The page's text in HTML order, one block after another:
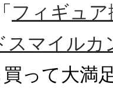
フィギュ
スマイルカ
って大満